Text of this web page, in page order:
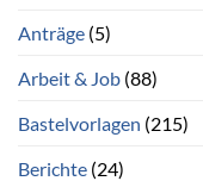
Anträge (5)
Arbeit & Job (88)
Bastelvorlagen (215)
Berichte (24)